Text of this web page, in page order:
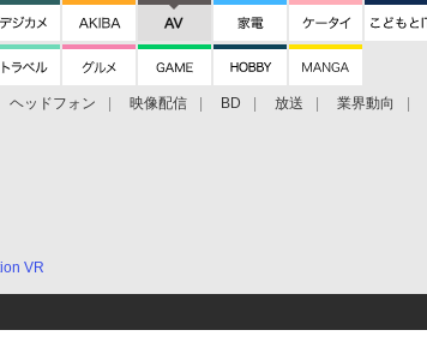
ヘッドフォン 映像配信 BD 放送 業界動向
VR